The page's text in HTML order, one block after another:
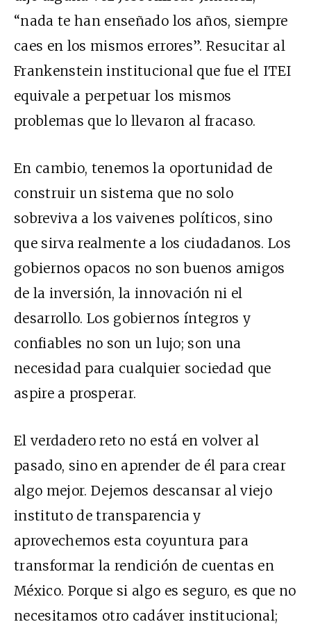
“nada te han enseñado los años, siempre
caes en los mismos errores”. Resucitar al
Frankenstein institucional que fue el ITEI
equivale a perpetuar los mismos
problemas que lo llevaron al fracaso.
En cambio, tenemos la oportunidad de
construir un sistema que no solo
sobreviva a los vaivenes políticos, sino
que sirva realmente a los ciudadanos. Los
gobiernos opacos no son buenos amigos
de la inversión, la innovación ni el
desarrollo. Los gobiernos íntegros y
confiables no son un lujo; son una
necesidad para cualquier sociedad que
aspire a prosperar.
El verdadero reto no está en volver al
pasado, sino en aprender de él para crear
algo mejor. Dejemos descansar al viejo
instituto de transparencia y
aprovechemos esta coyuntura para
transformar la rendición de cuentas en
México. Porque si algo es seguro, es que no
necesitamos otro cadáver institucional;